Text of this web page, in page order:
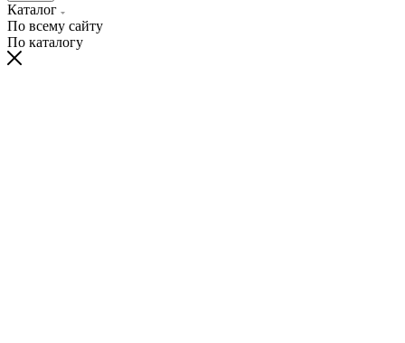
Каталог
По всему сайту
По каталогу